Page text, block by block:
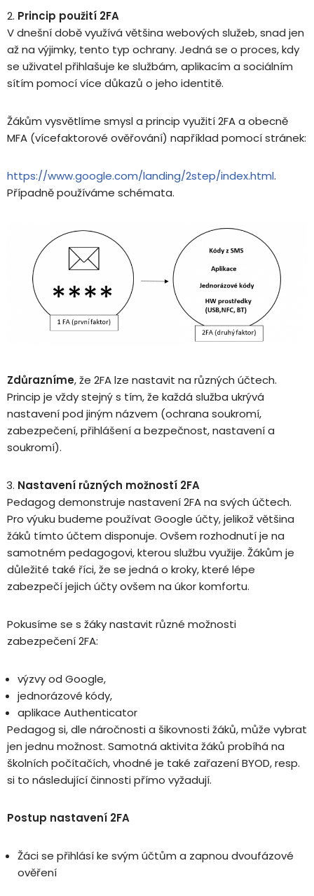
Princip použití 2FA
V dnešní době využívá většina webových služeb, snad jen
až na výjimky, tento typ ochrany. Jedná se o proces, kdy
se uživatel přihlašuje ke službám, aplikacím a sociálním
sítím pomocí více důkazů o jeho identitě.
Žákům vysvětlíme smysl a princip využití 2FA a obecně
MFA (vícefaktorové ověřování) například pomocí stránek:
https://www.google.com/landing/2step/index.html.
Případně používáme schémata.
Zdůrazníme, že 2FA lze nastavit na různých účtech.
Princip je vždy stejný s tím, že každá služba ukrývá
nastavení pod jiným názvem (ochrana soukromí,
zabezpečení, přihlášení a bezpečnost, nastavení a
soukromí).
Nastavení různých možností 2FA
Pedagog demonstruje nastavení 2FA na svých účtech.
Pro výuku budeme používat Google účty, jelikož většina
žáků tímto účtem disponuje. Ovšem rozhodnutí je na
samotném pedagogovi, kterou službu využije. Žákům je
důležité také říci, že se jedná o kroky, které lépe
zabezpečí jejich účty ovšem na úkor komfortu.
Pokusíme se s žáky nastavit různé možnosti
zabezpečení 2FA:
výzvy od Google,
jednorázové kódy,
aplikace Authenticator
Pedagog si, dle náročnosti a šikovnosti žáků, může vybrat
jen jednu možnost. Samotná aktivita žáků probíhá na
školních počítačích, vhodné je také zařazení BYOD, resp.
si to následující činnosti přímo vyžadují.
Postup nastavení 2FA
Žáci se přihlásí ke svým účtům a zapnou dvoufázové
ověření